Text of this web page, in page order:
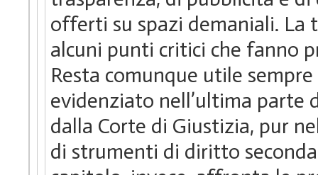
offerti su spazi demaniali. La
alcuni punti critici che fanno
Resta comunque utile
evidenziato nell’ultima parte
dalla Corte di Giustizia, pur
di strumenti di diritto